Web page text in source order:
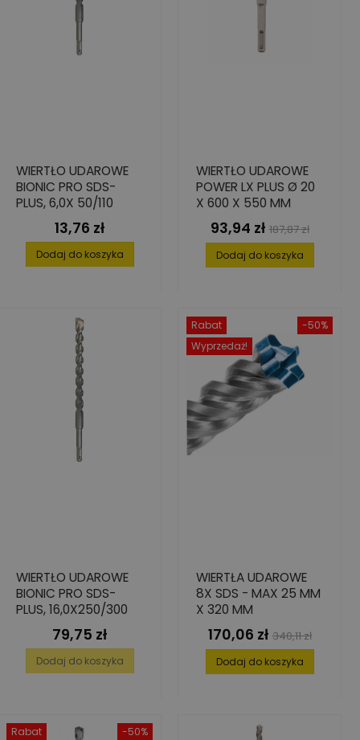
WIERTŁO UDAROWE
BIONIC PRO SDS-
PLUS, 6,0X 50/110
Cena
13,76 zł
Dodaj do koszyka
WIERTŁO UDAROWE
POWER LX PLUS Ø 20
X 600 X 550 MM
Cena
93,94 zł Cena
podstawowa
187,87 zł
Dodaj do koszyka
WIERTŁO UDAROWE
BIONIC PRO SDS-
PLUS, 16,0X250/300
Cena
79,75 zł
Dodaj do koszyka
-50%
Rabat
Wyprzedaż!
WIERTŁA UDAROWE
8X SDS - MAX 25 MM
X 320 MM
Cena
170,06 zł Cena
podstawowa
340,11 zł
Dodaj do koszyka
-50%
Rabat